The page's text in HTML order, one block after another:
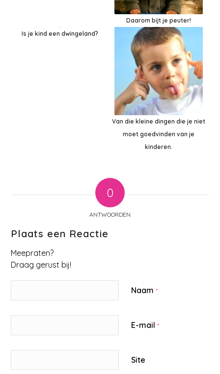
Daarom bijt je peuter!
Is je kind een dwingeland?
Van die kleine dingen die je niet
moet goedvinden van je
kinderen.
0
ANTWOORDEN
Plaats een Reactie
Meepraten?
Draag gerust bij!
Naam*
E-mail*
Site